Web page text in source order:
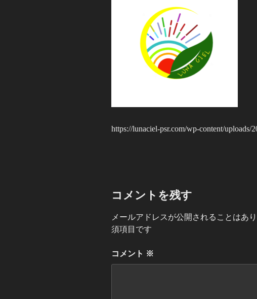
https://lunaciel-psr.com/wp-content/uploads/
コメントを残す
メールアドレスが公開されることはあり
須項目です
コメント ※